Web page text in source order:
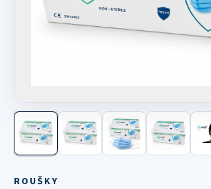
Další fotografie
ROUŠKY